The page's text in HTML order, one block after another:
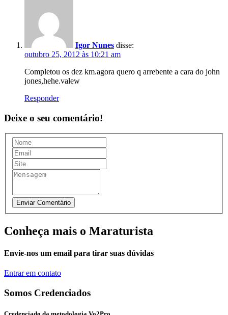
Igor Nunes disse:
outubro 25, 2012 às 10:21 am
Completou os dez km.agora quero q arrebente a cara do john
jones,hehe.valew
Responder
Deixe o seu comentário!
Conheça mais o Maraturista
Envie-nos um email para tirar suas dúvidas
Entrar em contato
Somos Credenciados